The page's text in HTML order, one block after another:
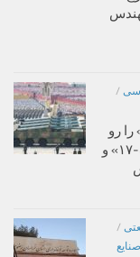
/
رو
کرد/ وحشت در پنتاگون؛ استقرار انبوه «دی‌اف‑۱۷» و
/